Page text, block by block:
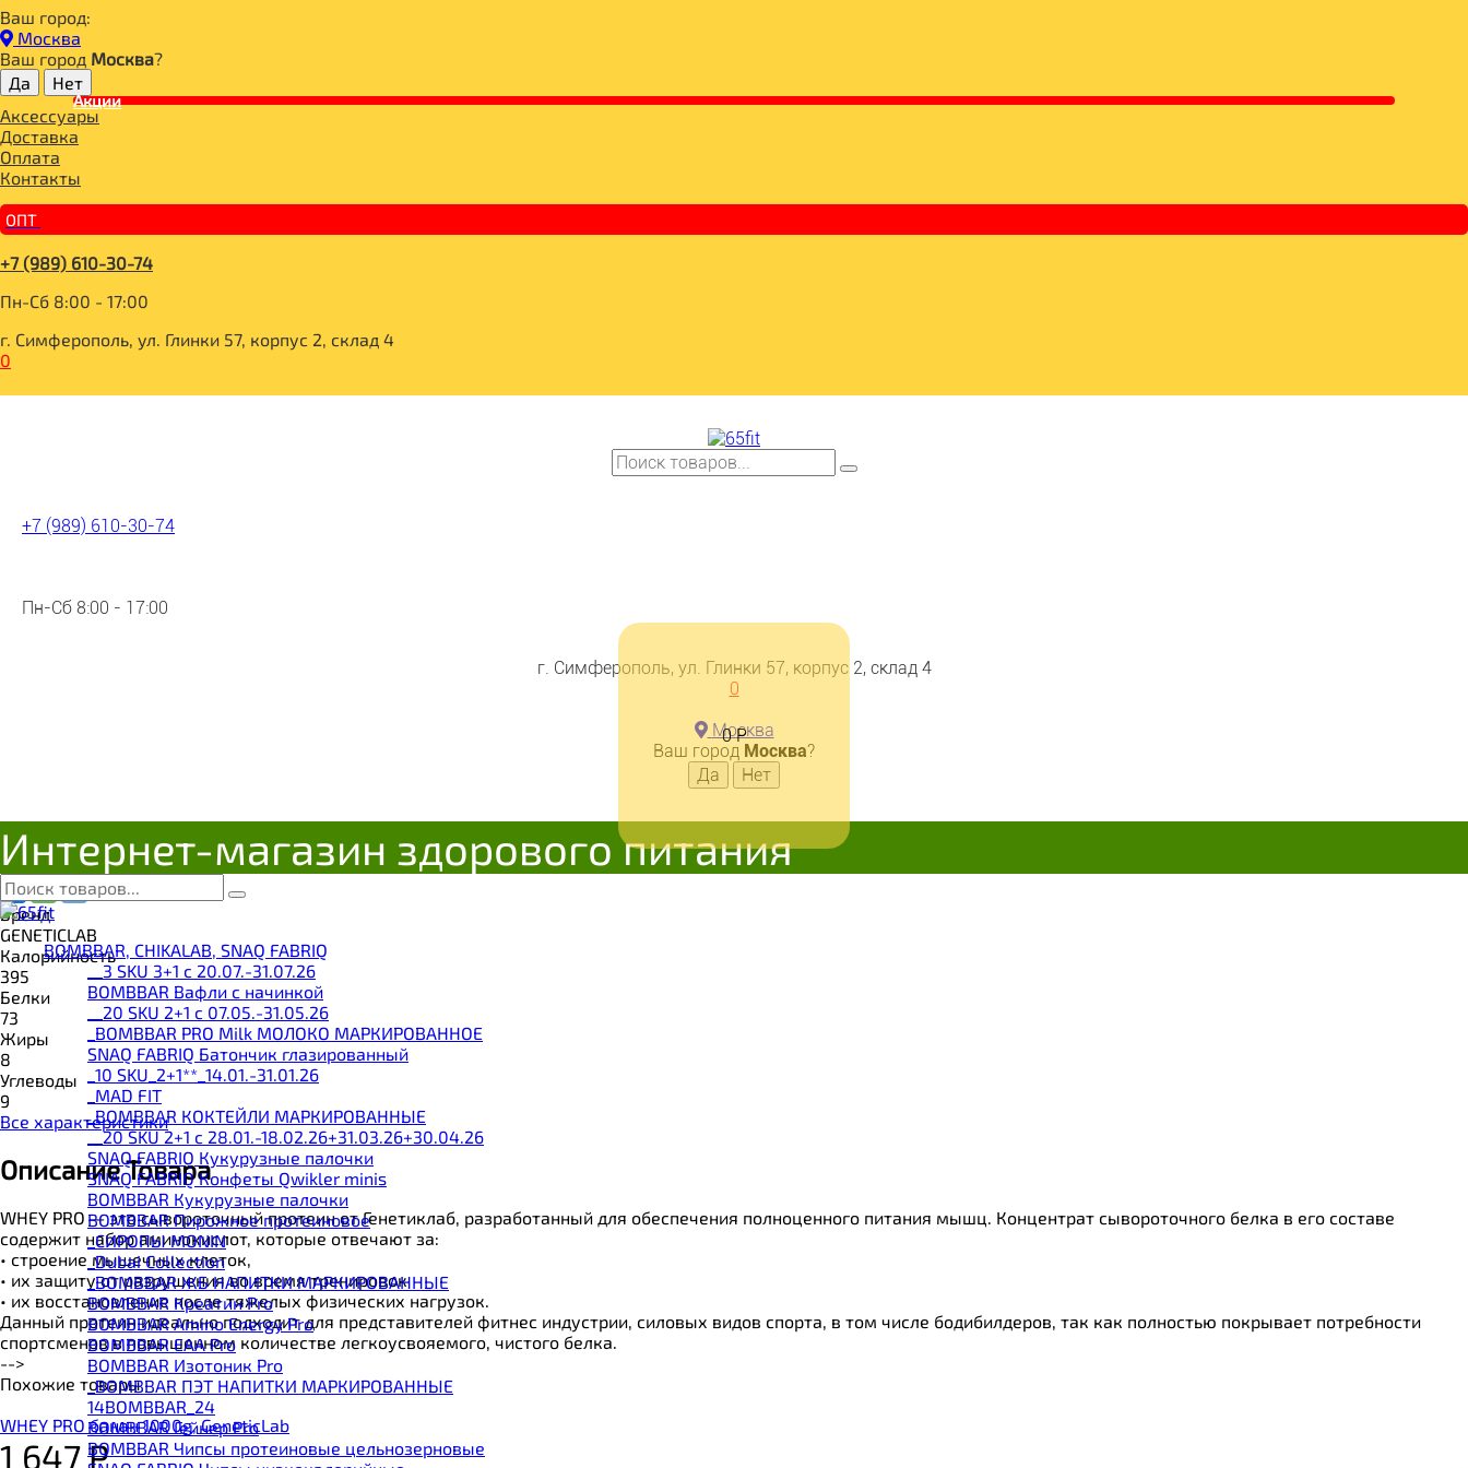
Ваш город:
Москва
Ваш город Москва?
Акции
Аксессуары
Доставка
Оплата
Контакты
ОПТ
+7 (989) 610-30-74
Пн-Сб 8:00 - 17:00
г. Симферополь, ул. Глинки 57, корпус 2, склад 4
0
+7 (989) 610-30-74
Пн-Сб 8:00 - 17:00
г. Симферополь, ул. Глинки 57, корпус 2, склад 4
0
0Р
Москва
Ваш город Москва?
Интернет-магазин здорового питания
BOMBBAR, CHIKALAB, SNAQ FABRIQ
__3 SKU 3+1 с 20.07.-31.07.26
BOMBBAR Вафли с начинкой
__20 SKU 2+1 с 07.05.-31.05.26
_BOMBBAR PRO Milk МОЛОКО МАРКИРОВАННОЕ
SNAQ FABRIQ Батончик глазированный
_10 SKU_2+1**_14.01.-31.01.26
_MAD FIT
_BOMBBAR КОКТЕЙЛИ МАРКИРОВАННЫЕ
__20 SKU 2+1 с 28.01.-18.02.26+31.03.26+30.04.26
SNAQ FABRIQ Кукурузные палочки
SNAQ FABRIQ Конфеты Qwikler minis
BOMBBAR Кукурузные палочки
BOMBBAR Пирожное протеиновое
_CИРОПЫ MONIN
_Dubai Collection
_BOMBBAR ЖБ НАПИТКИ МАРКИРОВАННЫЕ
BOMBBAR Креатин Pro
BOMBBAR Amino Energy Pro
BOMBBAR EAA Pro
BOMBBAR Изотоник Pro
_BOMBBAR ПЭТ НАПИТКИ МАРКИРОВАННЫЕ
14BOMBBAR_24
BOMBBAR Гейнер Pro
BOMBBAR Чипсы протеиновые цельнозерновые
Главная
СПОРТИВНОЕ ПИТАНИЕ
ПРОТЕИН
WHEY PRO банан-клубника 1000g, GeneticLab
WHEY PRO банан-клубника 1000g, GeneticLab
В корзину
Поделиться с друзьями
Бренд
GENETICLAB
Калорийность
395
Белки
73
Жиры
8
Углеводы
9
Все характеристики
Описание Товара
WHEY PRO — это сывороточный протеин от Генетиклаб, разработанный для обеспечения полноценного питания мышц. Концентрат сывороточного белка в его составе
содержит набор аминокислот, которые отвечают за:
• строение мышечных клеток,
• их защиту от разрушения во время тренировок
• их восстановление после тяжелых физических нагрузок.
Данный протеин идеально подходит для представителей фитнес индустрии, силовых видов спорта, в том числе бодибилдеров, так как полностью покрывает потребности
спортсменов в повышенном количестве легкоусвояемого, чистого белка.
-->
Похожие товары
WHEY PRO банан 1000g, GeneticLab
1 647Р